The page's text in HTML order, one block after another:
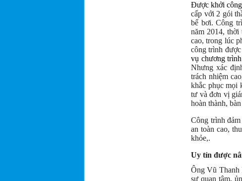
Được khởi
cấp với 2 gói
bể bơi. Công
năm 2014, thời
cao, trong lúc
công trình
vụ chương
Nhưng xác
trách nhiệm
khắc phục mọi
tư và đơn vị
hoàn thành,
Công trình
an toàn cao,
khỏe,.
Uy tín được
Ông Vũ Thanh
sự quan tâm,